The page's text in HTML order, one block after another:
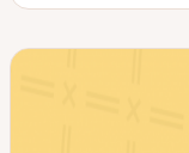
a
u